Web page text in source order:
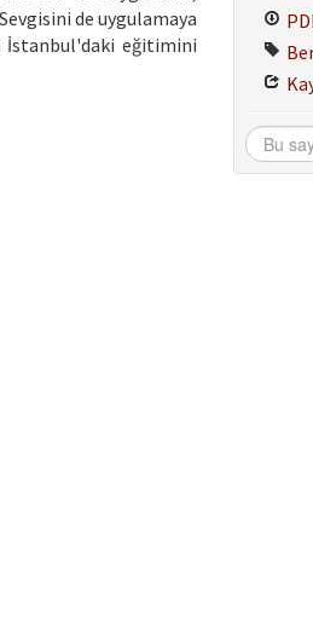
de uygulamaya
İstanbul'daki eğitimini